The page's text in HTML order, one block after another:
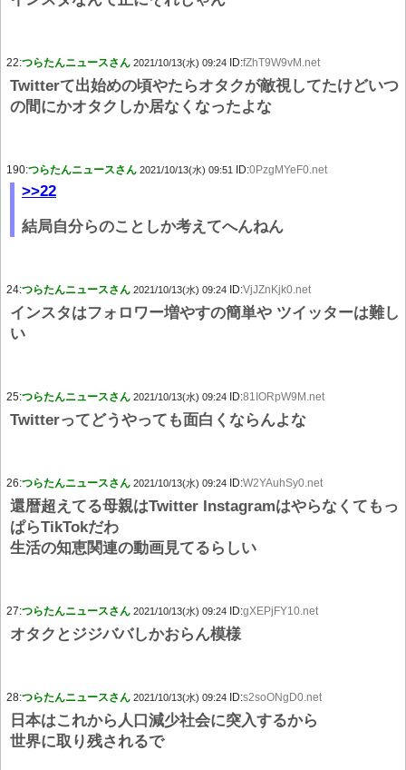
22:つらたんニュースさん 2021/10/13(水) 09:24 ID:fZhT9W9vM.net
Twitterて出始めの頃やたらオタクが敵視してたけどいつ
の間にかオタクしか居なくなったよな
190:つらたんニュースさん 2021/10/13(水) 09:51 ID:0PzgMYeF0.net
>>22
結局自分らのことしか考えてへんねん
24:つらたんニュースさん 2021/10/13(水) 09:24 ID:VjJZnKjk0.net
インスタはフォロワー増やすの簡単や ツイッターは難し
い
25:つらたんニュースさん 2021/10/13(水) 09:24 ID:81IORpW9M.net
Twitterってどうやっても面白くならんよな
26:つらたんニュースさん 2021/10/13(水) 09:24 ID:W2YAuhSy0.net
還暦超えてる母親はTwitter Instagramはやらなくてもっ
ぱらTikTokだわ
生活の知恵関連の動画見てるらしい
27:つらたんニュースさん 2021/10/13(水) 09:24 ID:gXEPjFY10.net
オタクとジジババしかおらん模様
28:つらたんニュースさん 2021/10/13(水) 09:24 ID:s2soONgD0.net
日本はこれから人口減少社会に突入するから
世界に取り残されるで